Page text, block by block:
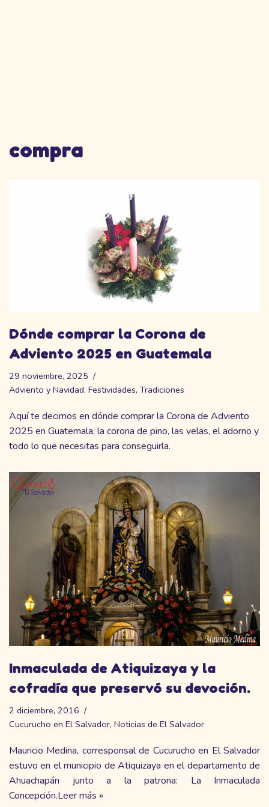
compra
Dónde comprar la Corona de
Adviento 2025 en Guatemala
29 noviembre, 2025
Adviento y Navidad, Festividades, Tradiciones
Aquí te decimos en dónde comprar la Corona de Adviento
2025 en Guatemala, la corona de pino, las velas, el adorno y
todo lo que necesitas para conseguirla.
Inmaculada de Atiquizaya y la
cofradía que preservó su devoción.
2 diciembre, 2016
Cucurucho en El Salvador, Noticias de El Salvador
Mauricio Medina, corresponsal de Cucurucho en El Salvador
estuvo en el municipio de Atiquizaya en el departamento de
Ahuachapán junto a la patrona: La Inmaculada
Concepción.Leer más »